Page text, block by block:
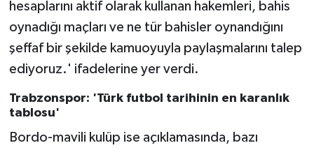
hesaplarını aktif olarak kullanan hakemleri, bahis
oynadığı maçları ve ne tür bahisler oynandığını
şeffaf bir şekilde kamuoyuyla paylaşmalarını talep
ediyoruz.' ifadelerine yer verdi.
Trabzonspor: 'Türk futbol tarihinin en karanlık
tablosu'
Bordo-mavili kulüp ise açıklamasında, bazı